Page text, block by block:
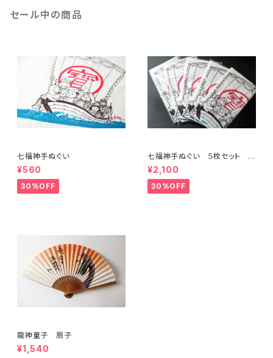
セール中の商品
七福神手ぬぐい
¥560
30%OFF
七福神手ぬぐい ５枚セット 特
別価格
¥2,100
30%OFF
龍神童子 扇子
¥1,540